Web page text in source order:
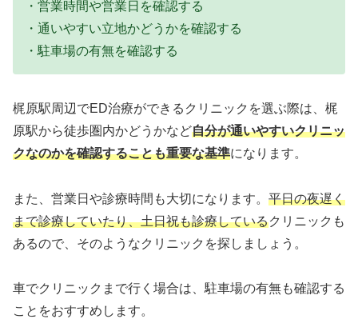
・営業時間や営業日を確認する
・通いやすい立地かどうかを確認する
・駐車場の有無を確認する
梶原駅周辺でED治療ができるクリニックを選ぶ際は、梶
原駅から徒歩圏内かどうかなど自分が通いやすいクリニッ
クなのかを確認することも重要な基準になります。
また、営業日や診療時間も大切になります。 平日の夜遅く
まで診療していたり、土日祝も診療しているクリニックも
あるので、そのようなクリニックを探しましょう。
車でクリニックまで行く場合は、駐車場の有無も確認する
ことをおすすめします。